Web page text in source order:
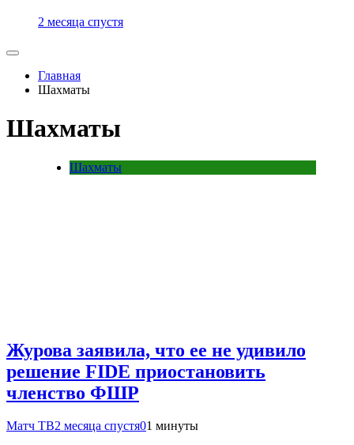
2 месяца спустя
Главная
Шахматы
Шахматы
Шахматы
Журова заявила, что ее не удивило
решение FIDE приостановить
членство ФШР
Матч ТВ2 месяца спустя01 минуты